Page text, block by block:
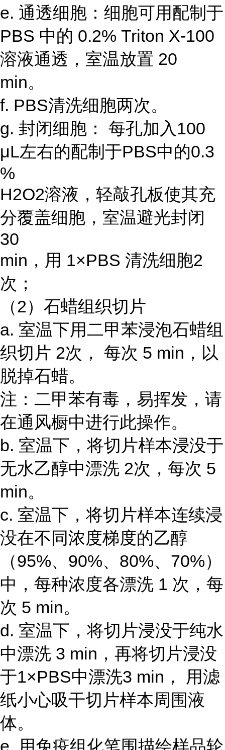
e. 通透细胞：细胞可用配制于
PBS 中的 0.2% Triton X-100
溶液通透，室温放置 20
min。
f. PBS清洗细胞两次。
g. 封闭细胞： 每孔加入100
μL左右的配制于PBS中的0.3
%
H2O2溶液，轻敲孔板使其充
分覆盖细胞，室温避光封闭
30
min，用 1×PBS 清洗细胞2
次；
（2）石蜡组织切片
a. 室温下用二甲苯浸泡石蜡组
织切片 2次， 每次 5 min，以
脱掉石蜡。
注：二甲苯有毒，易挥发，请
在通风橱中进行此操作。
b. 室温下，将切片样本浸没于
无水乙醇中漂洗 2次，每次 5
min。
c. 室温下，将切片样本连续浸
没在不同浓度梯度的乙醇
（95%、90%、80%、70%）
中，每种浓度各漂洗 1 次，每
次 5 min。
d. 室温下，将切片浸没于纯水
中漂洗 3 min，再将切片浸没
于1×PBS中漂洗3 min， 用滤
纸小心吸干切片样本周围液
体。
e. 用免疫组化笔围描绘样品轮